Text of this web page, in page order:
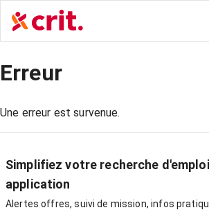
Erreur
Une erreur est survenue.
Simplifiez votre recherche
application
Alertes offres, suivi de mission, infos